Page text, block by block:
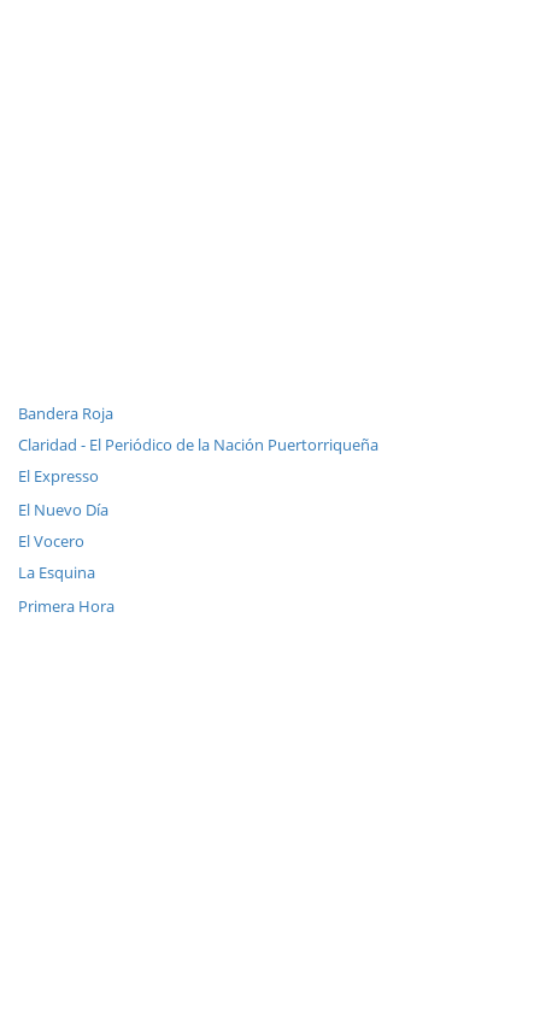
Bandera Roja
Claridad - El Periódico de la Nación Puertorriqueña
El Expresso
El Nuevo Día
El Vocero
La Esquina
Primera Hora